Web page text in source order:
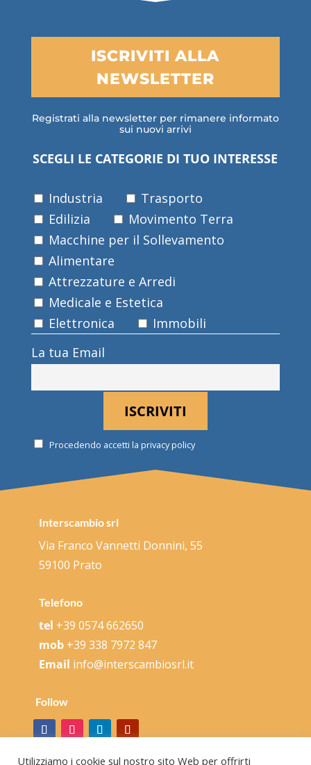
ISCRIVITI ALLA
NEWSLETTER
Registrati alla newsletter per rimanere informato
sui nuovi arrivi
SCEGLI LE CATEGORIE DI TUO INTERESSE
Industria
Trasporto
Edilizia
Movimento Terra
Macchine per il Sollevamento
Alimentare
Attrezzature e Arredi
Medicale e Estetica
Elettronica
Immobili
La tua Email
Procedendo accetti la privacy policy
Interscambio srl
Via Franco Vannetti Donnini, 55
59100 Prato
Telefono
tel +39 0574 662650
mob +39 338 7972 847
Email info@interscambiosrl.it
Follow
Utilizziamo i cookie sul nostro sito Web per offrirti